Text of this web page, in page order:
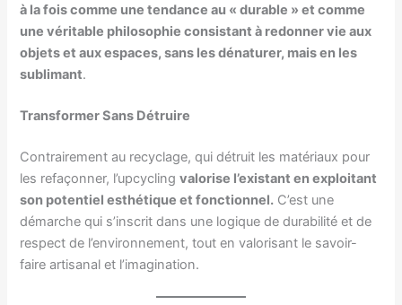
à la fois comme une tendance au « durable » et comme
une véritable philosophie consistant à redonner vie aux
objets et aux espaces, sans les dénaturer, mais en les
sublimant.
Transformer Sans Détruire
Contrairement au recyclage, qui détruit les matériaux pour
les refaçonner, l’upcyclingvalorise l’existant en exploitant
son potentiel esthétique et fonctionnel. C’est une
démarche qui s’inscrit dans une logique de durabilité et de
respect de l’environnement, tout en valorisant le savoir-
faire artisanal et l’imagination.